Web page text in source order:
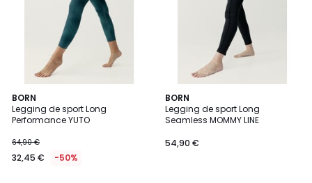
BORN
Legging de sport Long
Performance YUTO
64,90 €
32,45 € -50%
BORN
Legging de sport Long
Seamless MOMMY LINE
54,90 €